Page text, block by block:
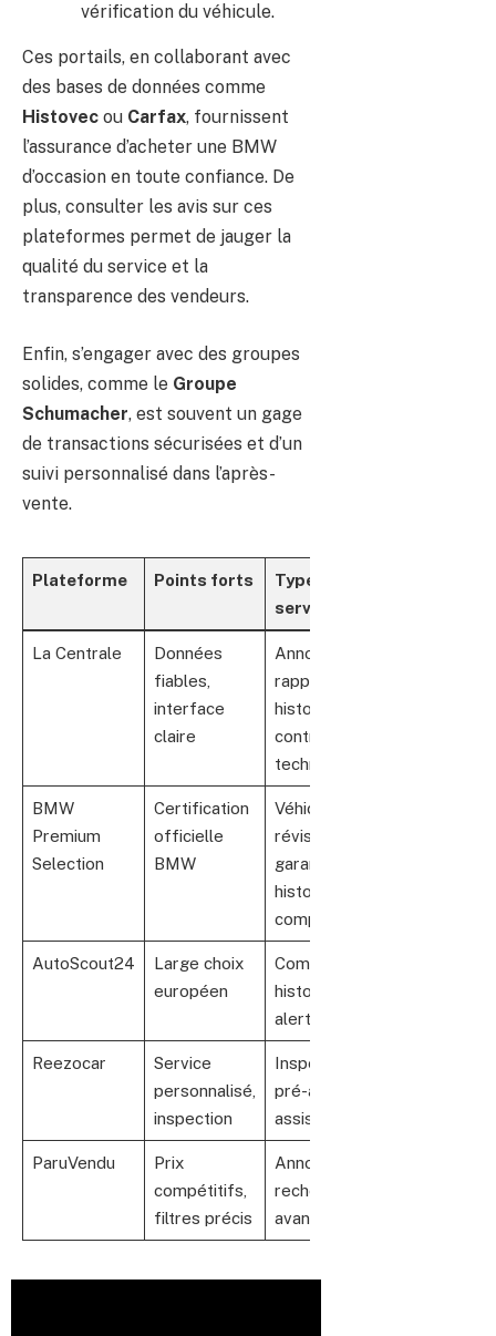
vérification du véhicule.
Ces portails, en collaborant avec
des bases de données comme
Histovec ou Carfax, fournissent
l’assurance d’acheter une BMW
d’occasion en toute confiance. De
plus, consulter les avis sur ces
plateformes permet de jauger la
qualité du service et la
transparence des vendeurs.
Enfin, s’engager avec des groupes
solides, comme le Groupe
Schumacher, est souvent un gage
de transactions sécurisées et d’un
suivi personnalisé dans l’après-
vente.
Plateforme Points forts
Type de
services
La Centrale
Données
fiables,
interface
claire
Annonce,
rapport
historique,
contrôle
technique
BMW
Premium
Selection
Certification
officielle
BMW
Véhicules
révisés,
garanties,
historique
complet
AutoScout24
Large choix
européen
Comparaison,
historique,
alertes
Reezocar
Service
personnalisé,
inspection
Inspection
pré-achat,
assistance
ParuVendu
Prix
compétitifs,
filtres précis
Annonce,
recherche
avancée